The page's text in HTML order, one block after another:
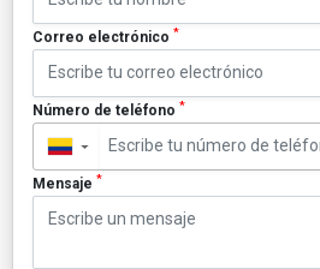
Correo electrónico *
Número de teléfono *
▼
Mensaje *